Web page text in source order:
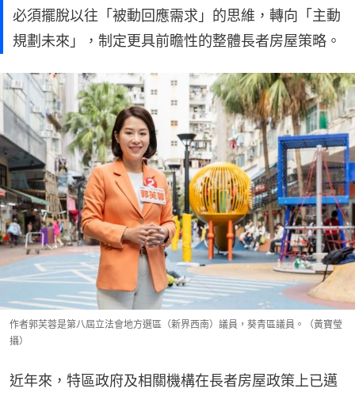
必須擺脫以往「被動回應需求」的思維，轉向「主動
規劃未來」，制定更具前瞻性的整體長者房屋策略。
作者郭芙蓉是第八屆立法會地方選區（新界西南）議員，葵青區議員。（黃寶瑩
攝）
近年來，特區政府及相關機構在長者房屋政策上已邁